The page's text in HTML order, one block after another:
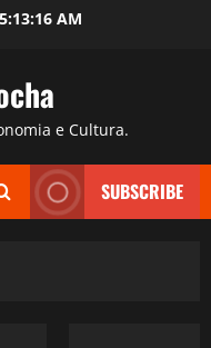
5:13:17 AM
e Cultura.
SUBSCRIBE